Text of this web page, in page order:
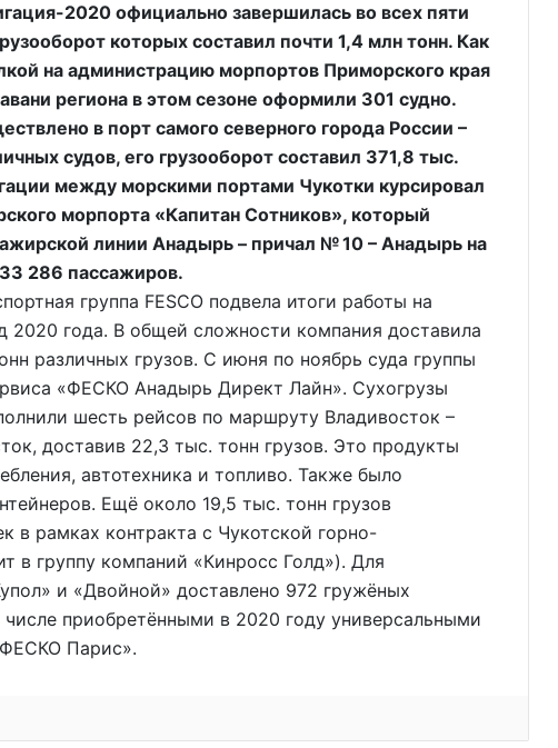
2020 официально завершилась во всех пяти
которых составил почти 1,4 млн тонн. Как
на администрацию морпортов Приморского края
региона в этом сезоне оформили 301 судно.
в порт самого северного города России –
судов, его грузооборот составил 371,8 тыс.
между морскими портами Чукотки курсировал
морпорта «Капитан Сотников», который
линии Анадырь – причал № 10 – Анадырь на
286 пассажиров.
группа FESCO подвела итоги работы на
2020 года. В общей сложности компания доставила
различных грузов. С июня по ноябрь суда группы
«ФЕСКО Анадырь Директ Лайн». Сухогрузы
шесть рейсов по маршруту Владивосток –
доставив 22,3 тыс. тонн грузов. Это продукты
автотехника и топливо. Также было
Ещё около 19,5 тыс. тонн грузов
в рамках контракта с Чукотской горно-
в группу компаний «Кинросс Голд»). Для
и «Двойной» доставлено 972 гружёных
приобретёнными в 2020 году универсальными
Парис».